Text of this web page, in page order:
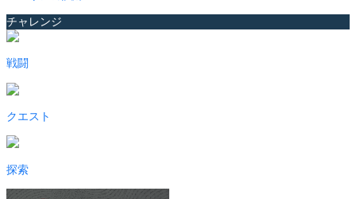
チャレンジ
戦闘
クエスト
探索